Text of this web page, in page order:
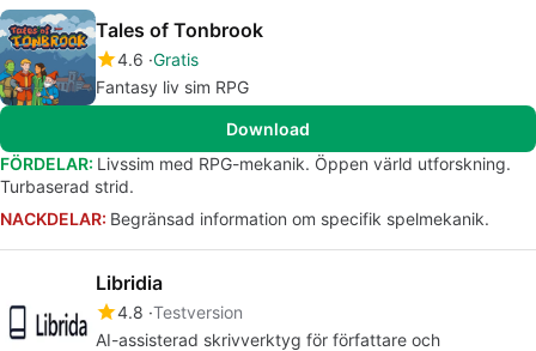
Tales of Tonbrook
4.6 Gratis
Fantasy liv sim RPG
Download
FÖRDELAR: Livssim med RPG-mekanik. Öppen värld utforskning.
Turbaserad strid.
NACKDELAR: Begränsad information om specifik spelmekanik.
Libridia
4.8 Testversion
AI-assisterad skrivverktyg för författare och